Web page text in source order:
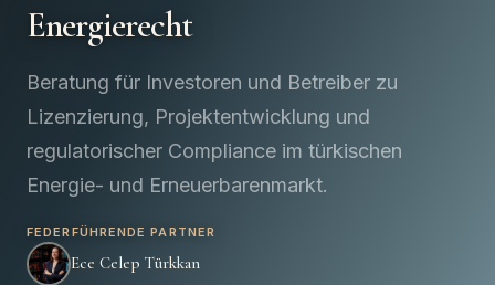
Energierecht
Beratung für Investoren und Betreiber zu
Lizenzierung, Projektentwicklung und
regulatorischer Compliance im türkischen
Energie- und Erneuerbarenmarkt.
FEDERFÜHRENDE PARTNER
Ece Celep Türkkan